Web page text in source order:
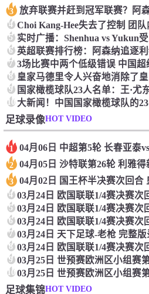
3
4
5
6 英超联赛排行榜：阿森纳追逐
7
8
9
10
足球录像HOT VIDEO
1 04月06日 中超第5轮 长春亚泰
2
3
4
5
6
7 03月24日 天下足球-老枪 完整
8
9
10
足球集锦HOT VIDEO